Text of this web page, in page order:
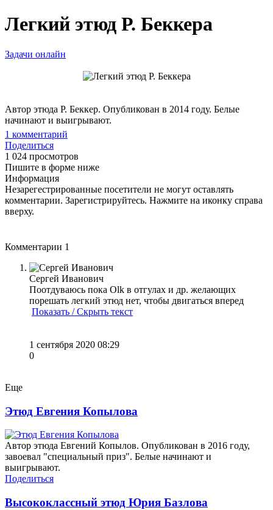
Легкий этюд Р. Беккера
Задачи онлайн
Автор этюда Р. Беккер. Опубликован в 2014 году. Белые
начинают и выигрывают.
1 комментарий
Поделиться
1 024 просмотров
Пишите в форме ниже
Информация
Незарегестрированные посетители не могут оставлять
комментарии. Зарегистрируйтесь. Нажмите на иконку справа
вверху.
Комментарии 1
Сергей Иванович
Поотдуваюсь пока Olk в отгулах и др. желающих
порешать легкий этюд нет, чтобы двигаться вперед
Показать / Скрыть текст
1 сентября 2020 08:29
0
Еще
Этюд Евгения Копылова
Автор этюда Евгений Копылов. Опубликован в 2016 году,
завоевал "специальный приз". Белые начинают и
выигрывают.
Поделиться
Высококлассный этюд Юрия Базлова